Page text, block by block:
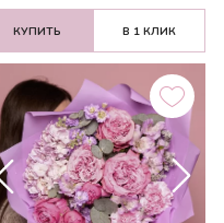
КУПИТЬ В 1 КЛИК